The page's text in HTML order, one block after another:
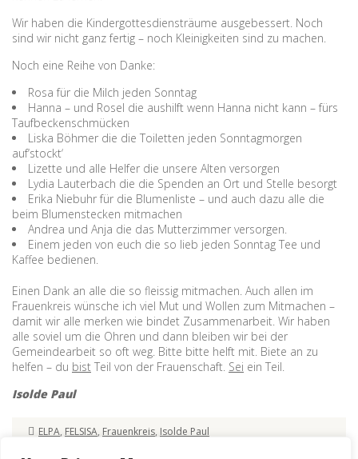
Wir haben die Kindergottesdiensträume ausgebessert. Noch
sind wir nicht ganz fertig – noch Kleinigkeiten sind zu machen.
Noch eine Reihe von Danke:
Rosa für die Milch jeden Sonntag
Hanna – und Rosel die aushilft wenn Hanna nicht kann – fürs
Taufbeckenschmücken
Liska Böhmer die die Toiletten jeden Sonntagmorgen
auf‘stockt‘
Lizette und alle Helfer die unsere Alten versorgen
Lydia Lauterbach die die Spenden an Ort und Stelle besorgt
Erika Niebuhr für die Blumenliste – und auch dazu alle die
beim Blumenstecken mitmachen
Andrea und Anja die das Mutterzimmer versorgen.
Einem jeden von euch die so lieb jeden Sonntag Tee und
Kaffee bedienen.
Einen Dank an alle die so fleissig mitmachen. Auch allen im
Frauenkreis wünsche ich viel Mut und Wollen zum Mitmachen –
damit wir alle merken wie bindet Zusammenarbeit. Wir haben
alle soviel um die Ohren und dann bleiben wir bei der
Gemeindearbeit so oft weg. Bitte bitte helft mit. Biete an zu
helfen – du bist Teil von der Frauenschaft. Sei ein Teil.
Isolde Paul
ELPA, FELSISA, Frauenkreis, Isolde Paul